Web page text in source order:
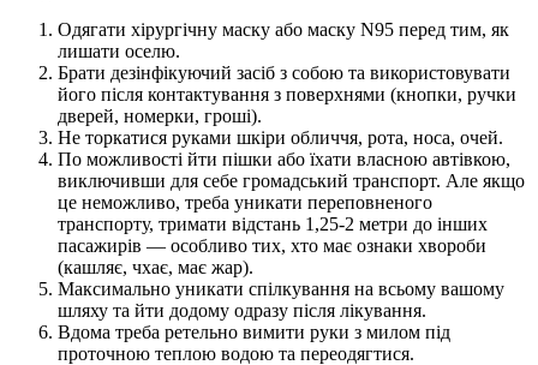
Одягати хірургічну маску або маску N95 перед тим, як
лишати оселю.
Брати дезінфікуючий засіб з собою та використовувати
його після контактування з поверхнями (кнопки, ручки
дверей, номерки, гроші).
Не торкатися руками шкіри обличчя, рота, носа, очей.
По можливості йти пішки або їхати власною автівкою,
виключивши для себе громадський транспорт. Але якщо
це неможливо, треба уникати переповненого
транспорту, тримати відстань 1,25-2 метри до інших
пасажирів — особливо тих, хто має ознаки хвороби
(кашляє, чхає, має жар).
Максимально уникати спілкування на всьому вашому
шляху та йти додому одразу після лікування.
Вдома треба ретельно вимити руки з милом під
проточною теплою водою та переодягтися.